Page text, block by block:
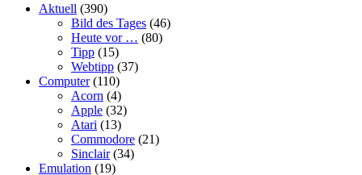
Aktuell (390)
Bild des Tages (46)
Heute vor … (80)
Tipp (15)
Webtipp (37)
Computer(110)
Acorn (4)
Apple (32)
Atari (13)
Commodore (21)
Sinclair(34)
Emulation (19)